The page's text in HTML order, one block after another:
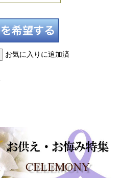
お気に入りに追加済